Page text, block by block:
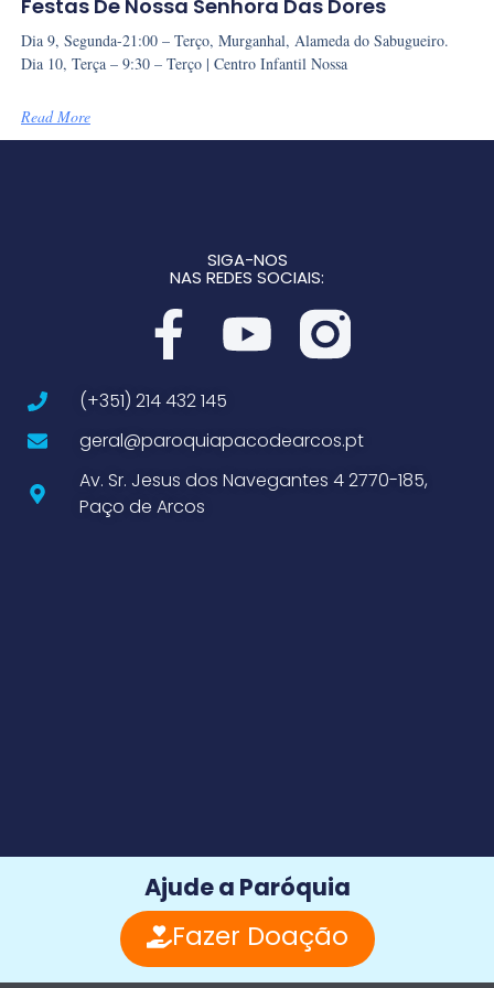
Festas De Nossa Senhora Das Dores
Dia 9, Segunda-21:00 – Terço, Murganhal, Alameda do Sabugueiro.
Dia 10, Terça – 9:30 – Terço | Centro Infantil Nossa
Read More
SIGA-NOS
NAS REDES SOCIAIS:
(+351) 214 432 145
geral@paroquiapacodearcos.pt
Av. Sr. Jesus dos Navegantes 4 2770-185,
Paço de Arcos
Ajude a Paróquia
Fazer Doação